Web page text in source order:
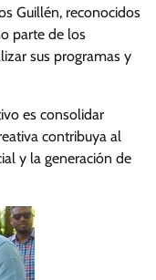
Guillén, reconocidos
parte de los
sus programas y
es consolidar
contribuya al
y la generación de